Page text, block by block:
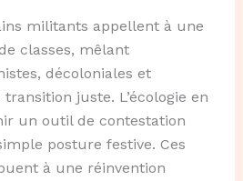
militants appellent à une
classes, mêlant
décoloniales et
juste. L’écologie en
un outil de contestation
posture festive. Ces
à une réinvention